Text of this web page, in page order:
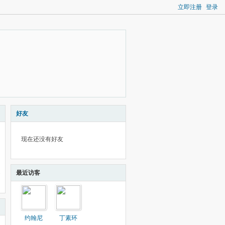
立即注册 登录
好友
现在还没有好友
最近访客
约翰尼
丁素环